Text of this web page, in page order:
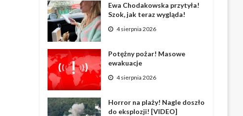
Ewa Chodakowska przytyła!
Szok, jak teraz wygląda!
4 sierpnia 2026
Potężny pożar! Masowe
ewakuacje
4 sierpnia 2026
Horror na plaży! Nagle doszło
do eksplozji! [VIDEO]